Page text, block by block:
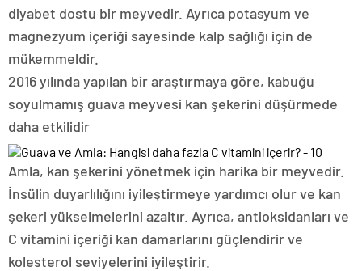
diyabet dostu bir meyvedir. Ayrıca potasyum ve
magnezyum içeriği sayesinde kalp sağlığı için de
mükemmeldir.
2016 yılında yapılan bir araştırmaya göre, kabuğu
soyulmamış guava meyvesi kan şekerini düşürmede
daha etkilidir
Amla, kan şekerini yönetmek için harika bir meyvedir.
İnsülin duyarlılığını iyileştirmeye yardımcı olur ve kan
şekeri yükselmelerini azaltır. Ayrıca, antioksidanları ve
C vitamini içeriği kan damarlarını güçlendirir ve
kolesterol seviyelerini iyileştirir.